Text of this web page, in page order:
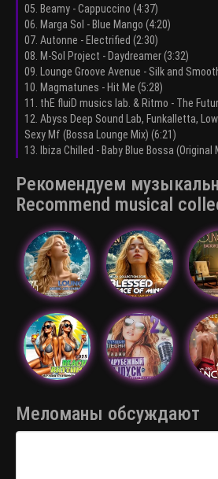
05. Beamy - Cappuccino (4:37)
06. Marga Sol - Blue Mango (4:20)
07. Autonne - Electrified (2:30)
08. M-Sol Project - Daydreamer (3:32)
09. Lounge Groove Avenue - Silk and
10. Magmatunes - Hit Me (5:28)
11. thE fluiD musics lab. & Ritmo - The
12. Abyss Deep Sound Lab, Funkalletta,
Sexy Mf (Bossa Lounge Mix) (6:21)
13. Ibiza Chilled - Baby Blue Bossa (Original
Рекомендуем
Recommend musical
Меломаны обсуждают